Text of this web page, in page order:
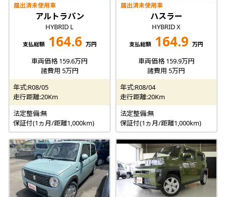
届出済未使用車
アルトラパン
HYBRID L
支払総額 164.6 万円
車両価格 159.6万円
諸費用 5万円
年式:R08/05
走行距離:20Km
法定整備:無
保証付(1ヵ月/距離1,000km)
届出済未使用車
ハスラー
HYBRID X
支払総額 164.9 万円
車両価格 159.9万円
諸費用 5万円
年式:R08/04
走行距離:20Km
法定整備:無
保証付(1ヵ月/距離1,000km)